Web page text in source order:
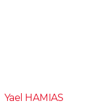
Yael HAMIAS